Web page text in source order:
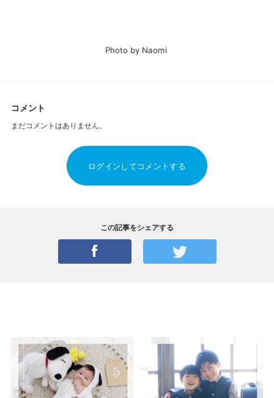
Photo by Naomi
コメント
まだコメントはありません。
ログインしてコメントする
この記事をシェアする